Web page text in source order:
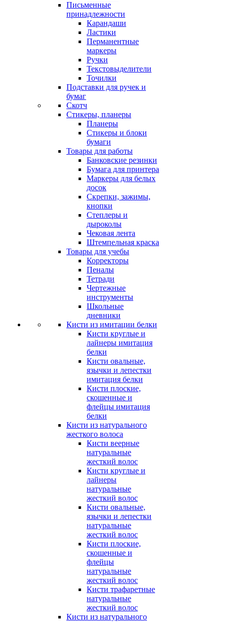
Письменные
принадлежности
Карандаши
Ластики
Перманентные
маркеры
Ручки
Текстовыделители
Точилки
Подставки для ручек и
бумаг
Скотч
Стикеры, планеры
Планеры
Стикеры и блоки
бумаги
Товары для работы
Банковские резинки
Бумага для принтера
Маркеры для белых
досок
Скрепки, зажимы,
кнопки
Степлеры и
дыроколы
Чековая лента
Штемпельная краска
Товары для учебы
Корректоры
Пеналы
Тетради
Чертежные
инструменты
Школьные
дневники
Кисти из имитации белки
Кисти круглые и
лайнеры имитация
белки
Кисти овальные,
язычки и лепестки
имитация белки
Кисти плоские,
скошенные и
флейцы имитация
белки
Кисти из натурального
жесткого волоса
Кисти веерные
натуральные
жесткий волос
Кисти круглые и
лайнеры
натуральные
жесткий волос
Кисти овальные,
язычки и лепестки
натуральные
жесткий волос
Кисти плоские,
скошенные и
флейцы
натуральные
жесткий волос
Кисти трафаретные
натуральные
жесткий волос
Кисти из натурального